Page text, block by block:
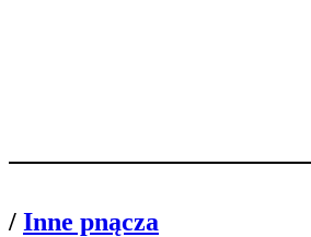
/ Inne pnącza